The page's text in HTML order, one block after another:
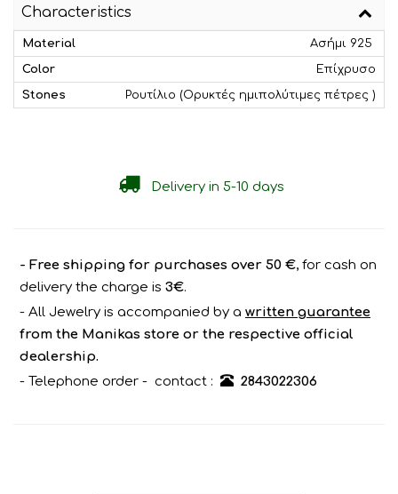
Characteristics
Material Ασήμι 925
Color Επίχρυσο
Stones Ρουτίλιο (Ορυκτές ημιπολύτιμες πέτρες )
Delivery in 5-10 days
- Free shipping for purchases over 50 €, for cash on
delivery the charge is 3€.
- All Jewelry is accompanied by a written guarantee
from the Manikas store or the respective official
dealership.
- Telephone order - contact :
2843022306